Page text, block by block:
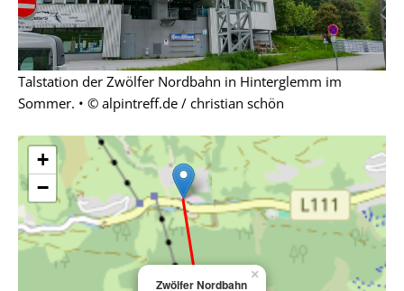
Talstation der Zwölfer Nordbahn in Hinterglemm im
Sommer. • © alpintreff.de / christian schön
Zwölfer Nordbahn
×
+
−